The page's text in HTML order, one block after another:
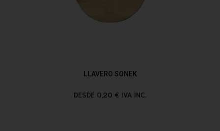
LLAVERO SONEK
DESDE 0,20 € IVA INC.